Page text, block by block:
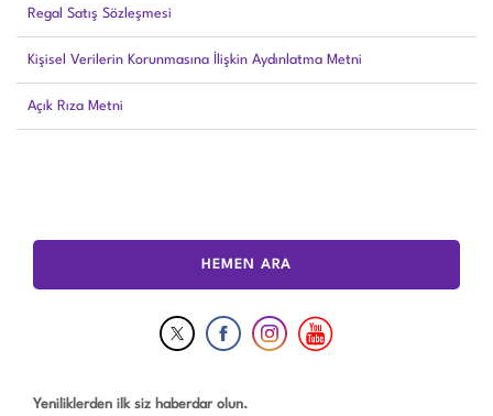
Regal Satış Sözleşmesi
Kişisel Verilerin Korunmasına İlişkin Aydınlatma Metni
Açık Rıza Metni
HEMEN ARA
Yeniliklerden ilk siz haberdar olun.